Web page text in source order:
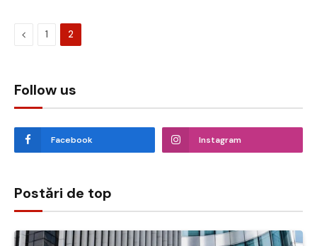
Previous
1 2
Follow us
Facebook Instagram
Postări de top